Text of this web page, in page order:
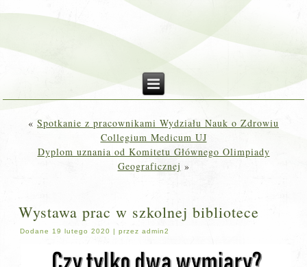
« Spotkanie z pracownikami Wydziału Nauk o Zdrowiu
Collegium Medicum UJ
Dyplom uznania od Komitetu Głównego Olimpiady
Geograficznej »
Wystawa prac w szkolnej bibliotece
Dodane 19 lutego 2020 |przez admin2